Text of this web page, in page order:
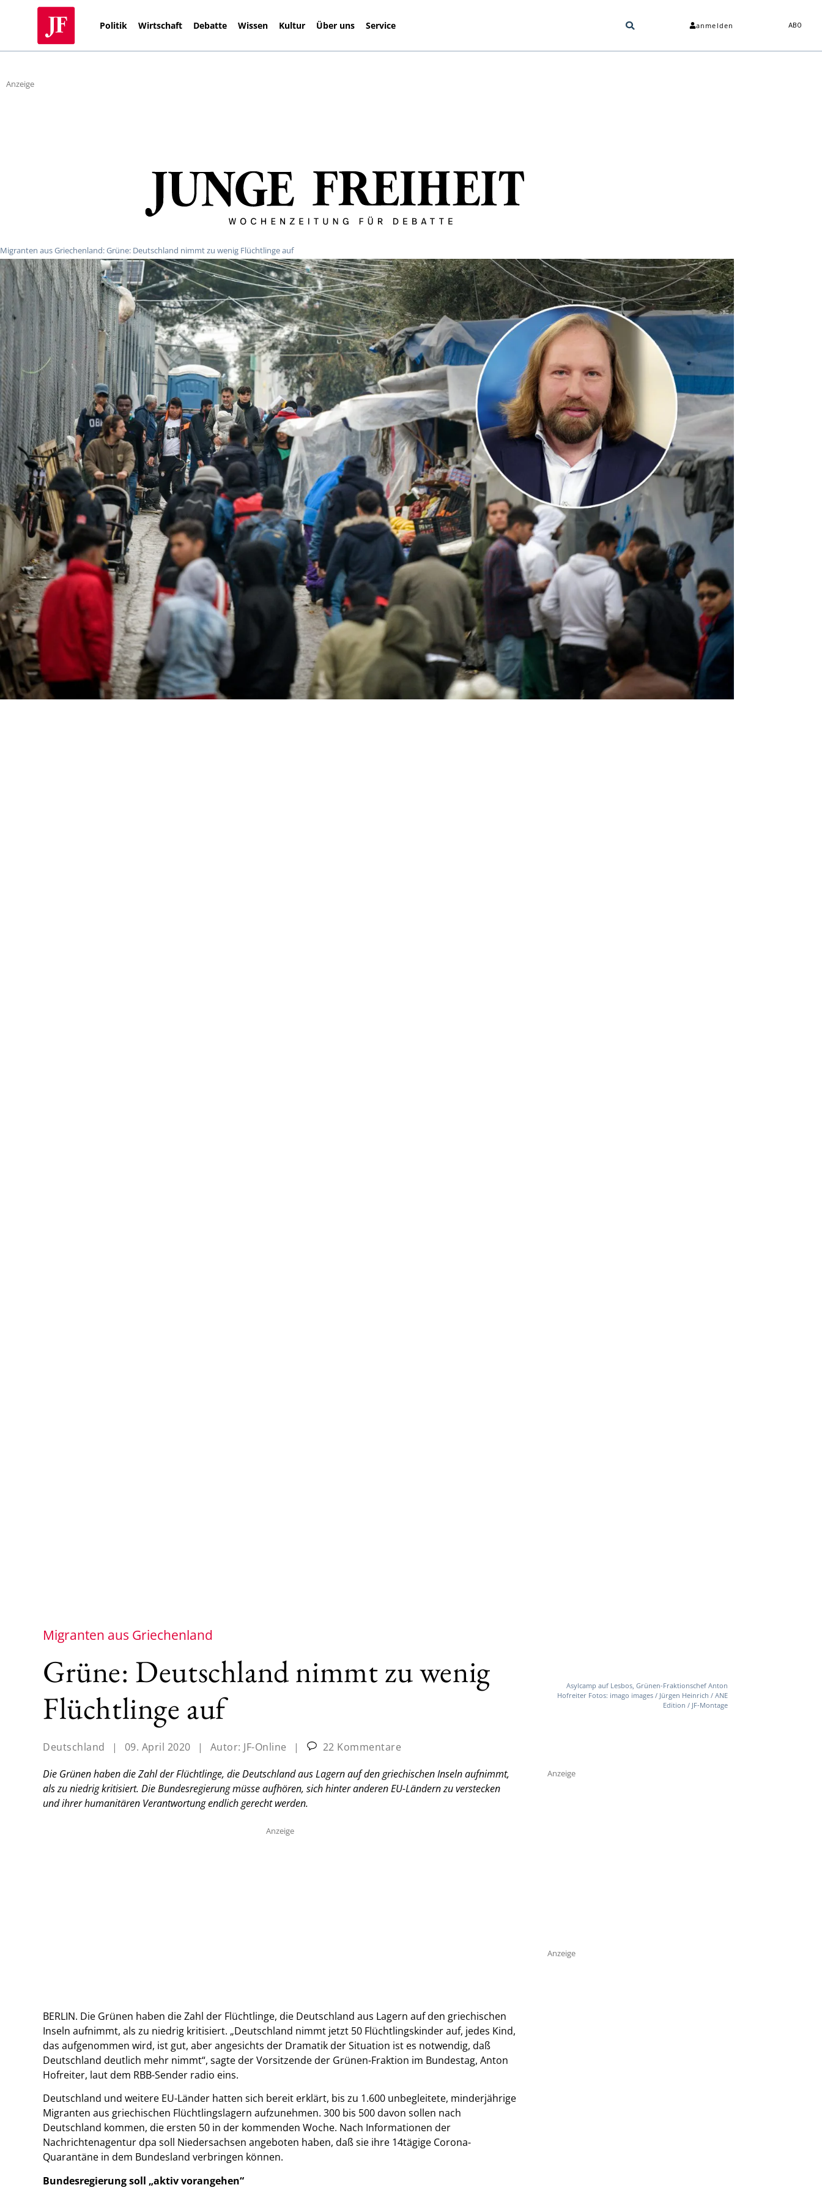
Politik Wirtschaft Debatte Wissen Kultur Über uns Service anmelden ABO
Anzeige
Migranten aus Griechenland: Grüne: Deutschland nimmt zu wenig Flüchtlinge auf
Migranten aus Griechenland
Grüne: Deutschland nimmt zu wenig
Flüchtlinge auf
Deutschland | 09. April 2020 | Autor: JF-Online |
22 Kommentare
Die Grünen haben die Zahl der Flüchtlinge, die Deutschland aus Lagern auf den griechischen Inseln aufnimmt,
als zu niedrig kritisiert. Die Bundesregierung müsse aufhören, sich hinter anderen EU-Ländern zu verstecken
und ihrer humanitären Verantwortung endlich gerecht werden.
Anzeige
BERLIN. Die Grünen haben die Zahl der Flüchtlinge, die Deutschland aus Lagern auf den griechischen
Inseln aufnimmt, als zu niedrig kritisiert. „Deutschland nimmt jetzt 50 Flüchtlingskinder auf, jedes Kind,
das aufgenommen wird, ist gut, aber angesichts der Dramatik der Situation ist es notwendig, daß
Deutschland deutlich mehr nimmt“, sagte der Vorsitzende der Grünen-Fraktion im Bundestag, Anton
Hofreiter, laut dem RBB-Sender radio eins.
Deutschland und weitere EU-Länder hatten sich bereit erklärt, bis zu 1.600 unbegleitete, minderjährige
Migranten aus griechischen Flüchtlingslagern aufzunehmen. 300 bis 500 davon sollen nach
Deutschland kommen, die ersten 50 in der kommenden Woche. Nach Informationen der
Nachrichtenagentur dpa soll Niedersachsen angeboten haben, daß sie ihre 14tägige Corona-
Quarantäne in dem Bundesland verbringen können.
Bundesregierung soll „aktiv vorangehen“
Asylcamp auf Lesbos, Grünen-Fraktionschef Anton
Hofreiter Fotos: imago images / Jürgen Heinrich / ANE
Edition / JF-Montage
Anzeige
Anzeige